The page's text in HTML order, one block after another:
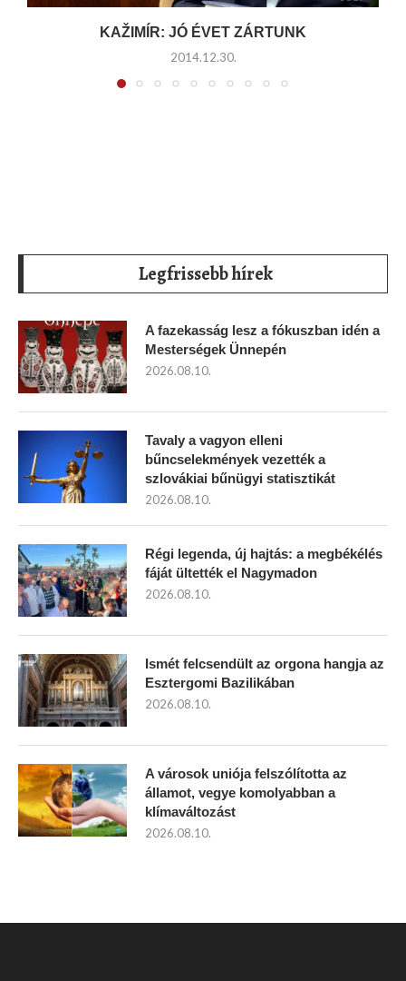
KAŽIMÍR: JÓ ÉVET ZÁRTUNK
2014.12.30.
Legfrissebb hírek
A fazekasság lesz a fókuszban idén a
Mesterségek Ünnepén
2026.08.10.
Tavaly a vagyon elleni
bűncselekmények vezették a
szlovákiai bűnügyi statisztikát
2026.08.10.
Régi legenda, új hajtás: a megbékélés
fáját ültették el Nagymadon
2026.08.10.
Ismét felcsendült az orgona hangja az
Esztergomi Bazilikában
2026.08.10.
A városok uniója felszólította az
államot, vegye komolyabban a
klímaváltozást
2026.08.10.